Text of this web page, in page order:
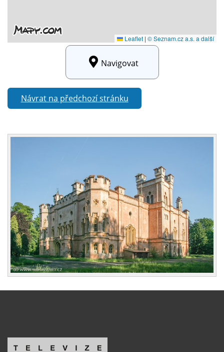
Navigovat
Návrat na předchozí stránku